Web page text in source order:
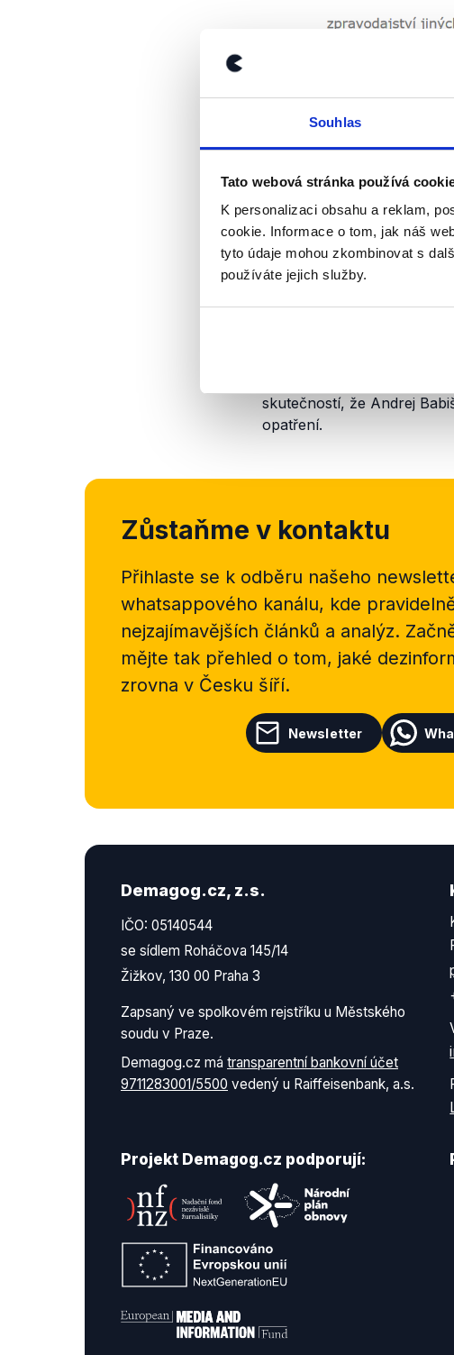
Souhlas
Tato webová stránka používá
K personalizaci obsahu a reklam,
cookie. Informace o tom, jak náš
tyto údaje mohou zkombinovat s
používáte jejich služby.
Z uvedených dat vyplývá,
které poskytuje premiér
skutečností, že Andrej
opatření.
Zůstaňme v kontaktu
Přihlaste se k odběru našeho
whatsappového kanálu, kde
nejzajímavějších článků a analýz.
mějte tak přehled o tom, jaké
zrovna v Česku šíří.
Newsletter
Demagog.cz, z.s.
IČO: 05140544
se sídlem Roháčova 145/14
Žižkov, 130 00 Praha 3
Zapsaný ve spolkovém rejstříku u Městského
soudu v Praze.
Demagog.cz má transparentní bankovní účet
9711283001/5500 vedený u Raiffeisenbank, a.s.
Projekt Demagog.cz podporují: